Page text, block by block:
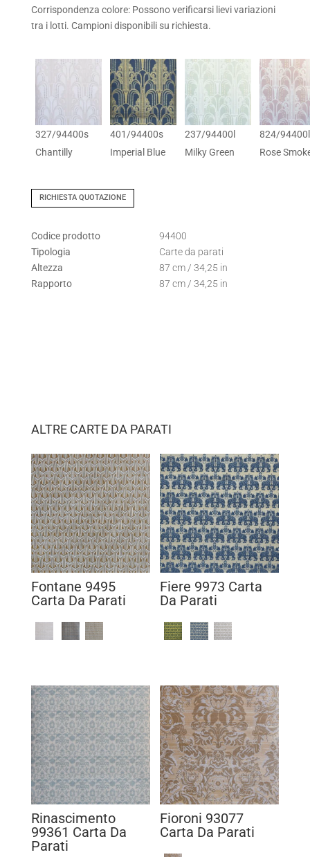
Corrispondenza colore: Possono verificarsi lievi variazioni
tra i lotti. Campioni disponibili su richiesta.
327/94400s
Chantilly
401/94400s
Imperial Blue
237/94400l
Milky Green
824/94400l
Rose
RICHIESTA QUOTAZIONE
Codice prodotto
94400
Tipologia
Carte da parati
Altezza
87 cm / 34,25 in
Rapporto
87 cm / 34,25 in
ALTRE CARTE DA PARATI
Fontane 9495
Carta Da Parati
Fiere 9973 Carta
Da Parati
Rinascimento
99361 Carta Da
Parati
Fioroni 93077
Carta Da Parati